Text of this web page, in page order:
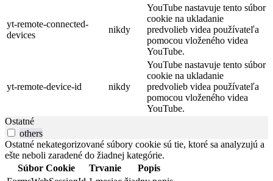
yt-remote-connected-
devices
nikdy
YouTube nastavuje tento súbor
cookie na ukladanie
predvolieb videa používateľa
pomocou vloženého videa
YouTube.
yt-remote-device-id nikdy
YouTube nastavuje tento súbor
cookie na ukladanie
predvolieb videa používateľa
pomocou vloženého videa
YouTube.
Ostatné
others
Ostatné nekategorizované súbory cookie sú tie, ktoré sa analyzujú a
ešte neboli zaradené do žiadnej kategórie.
Súbor Cookie
Trvanie
Popis